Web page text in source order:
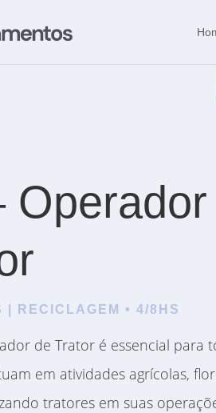
Operador
| RECICLAGEM • 4/8HS
de Trator é essencial para
em atividades agrícolas,
tratores em suas